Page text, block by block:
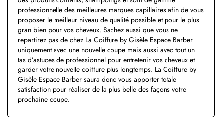
professionnelle des meilleures marques capillaires afin de vous
proposer le meilleur niveau de qualité possible et pour le plus
gran bien pour vos cheveux. Sachez aussi que vous ne
repartirez pas de chez La Coiffure by Gisèle Espace Barber
uniquement avec une nouvelle coupe mais aussi avec tout un
tas d’astuces de professionnel pour entretenir vos cheveux et
garder votre nouvelle coiffure plus longtemps. La Coiffure by
Gisèle Espace Barber saura donc vous apporter totale
satisfaction pour réaliser de la plus belle des façons votre
prochaine coupe.